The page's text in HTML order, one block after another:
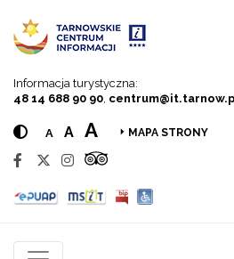
Informacja turystyczna:
48 14 688 90 90
A A A MAPA STRONY